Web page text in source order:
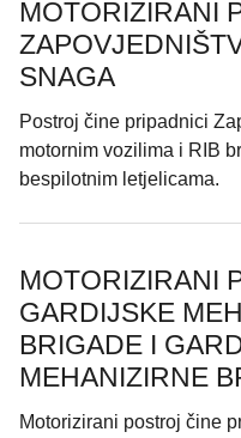
MOTORIZIRANI
SNAGA
Postroj čine pripadnici
motornim vozilima i RIB
bespilotnim letjelicama.
MOTORIZIRANI
GARDIJSKE
BRIGADE I
MEHANIZIRNE
Motorizirani postroj čine